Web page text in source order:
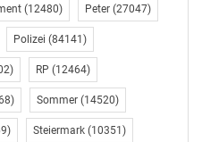
Der
Rathausplatzes wird ab
Verkehr und damit
Ab etwa 21.00
der U-Bahn-Station
Linien U1 und U3 halten
(12480) Peter (27047)
Polizei (84141)
RP (12464)
Sommer (14520)
Steiermark (10351)